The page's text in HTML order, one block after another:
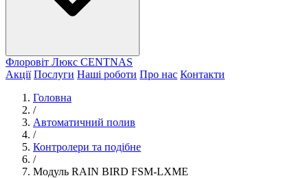
Флоровіт Люкс СENTNAS
Акції Послуги Наші роботи Про нас Контакти
Головна
/
Автоматичний полив
/
Контролери та подібне
/
Модуль RAIN BIRD FSM-LXME